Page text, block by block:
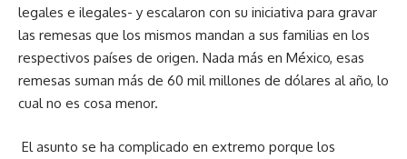
legales e ilegales- y escalaron con su iniciativa para gravar
las remesas que los mismos mandan a sus familias en los
respectivos países de origen. Nada más en México, esas
remesas suman más de 60 mil millones de dólares al año, lo
cual no es cosa menor.
El asunto se ha complicado en extremo porque los